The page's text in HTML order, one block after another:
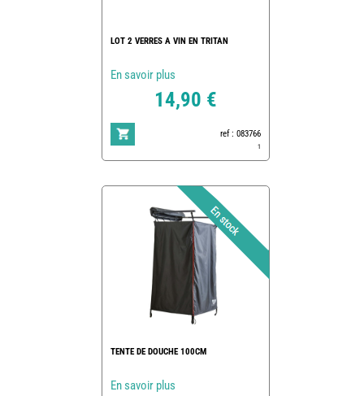
LOT 2 VERRES A VIN EN TRITAN
En savoir plus
14,90 €
ref : 083766
1
TENTE DE DOUCHE 100CM
En savoir plus